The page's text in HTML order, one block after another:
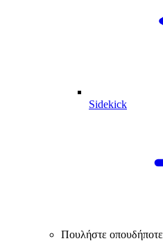
Sidekick
Πουλήστε οπουδήποτε